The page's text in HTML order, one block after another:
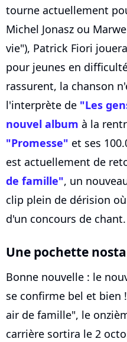
tourne actuellement
Michel Jonasz ou
vie"), Patrick Fiori
pour jeunes en
rassurent, la chanson
l'interprète de "Les
nouvel album à la
"Promesse" et ses
est actuellement de
de famille", un
clip plein de dérision
d'un concours de chant.
Une pochette
Bonne nouvelle : le
se confirme bel et bien
air de famille", le
carrière sortira le 2